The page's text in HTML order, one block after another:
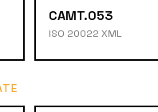
CAMT.053
ISO 20022 XML